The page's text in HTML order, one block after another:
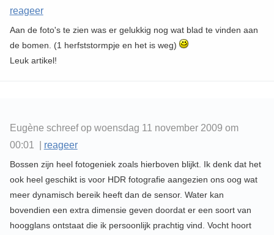
reageer
Aan de foto's te zien was er gelukkig nog wat blad te vinden aan
de bomen. (1 herfststormpje en het is weg)
Leuk artikel!
Eugène schreef op woensdag 11 november 2009 om
00:01 | reageer
Bossen zijn heel fotogeniek zoals hierboven blijkt. Ik denk dat het
ook heel geschikt is voor HDR fotografie aangezien ons oog wat
meer dynamisch bereik heeft dan de sensor. Water kan
bovendien een extra dimensie geven doordat er een soort van
hoogglans ontstaat die ik persoonlijk prachtig vind. Vocht hoort